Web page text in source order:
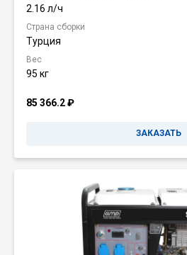
2.16 л/ч
Страна сборки
Турция
Вес
95 кг
85 366.2₽
ЗАКАЗАТЬ